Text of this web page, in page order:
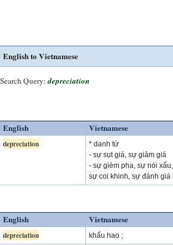
English to Vietnamese
Search Query: depreciation
English Vietnamese
depreciation
* danh từ
- sự sụt giá, sự giảm giá
- sự gièm pha, sự nói
sự coi khinh, sự đánh giá
English Vietnamese
depreciation khấu hao ;